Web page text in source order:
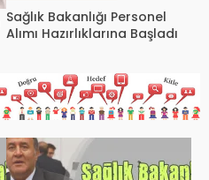
Sağlık Bakanlığı Personel
Alımı Hazırlıklarına Başladı